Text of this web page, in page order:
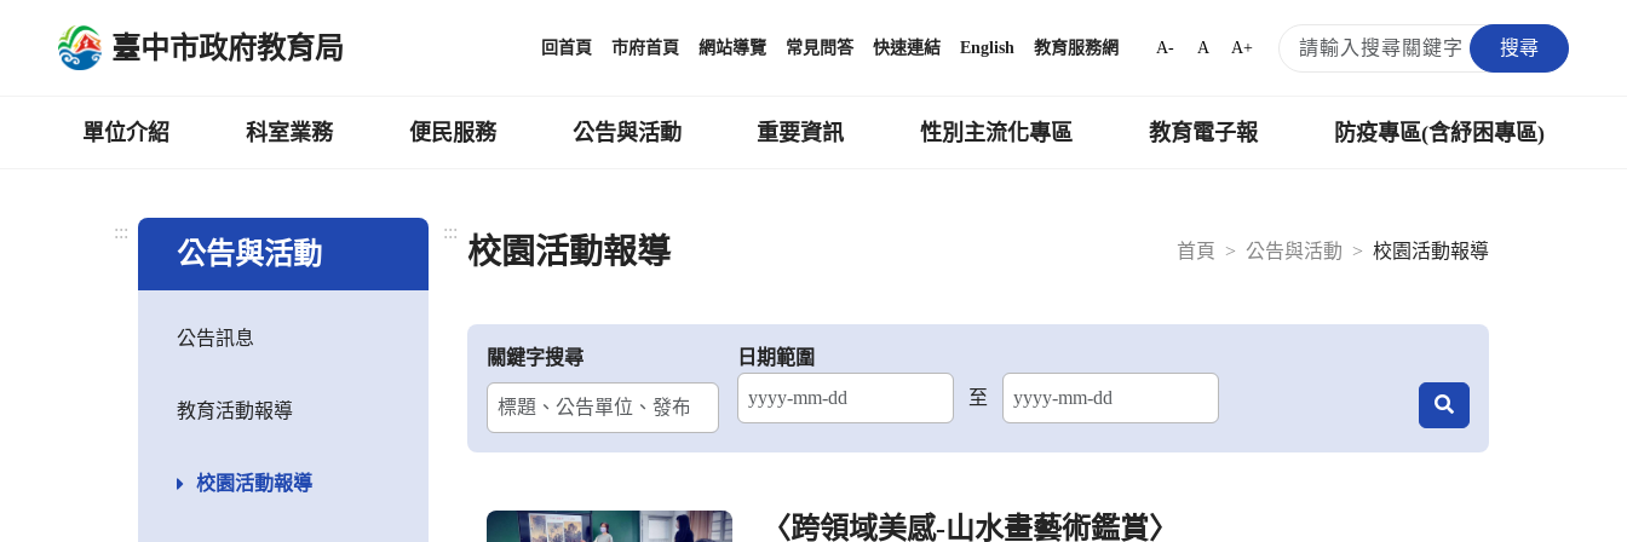
臺中市政府教育局 回首頁 市府首頁 網站導覽 常見問答 快速連結 English 教育服務網 A- A A+ 搜尋
單位介紹 科室業務 便民服務 公告與活動 重要資訊 性別主流化專區 教育電子報 防疫專區(含紓困專區)
:::
公告與活動
公告訊息
教育活動報導
校園活動報導
:::
首頁
公告與活動 校園活動報導
校園活動報導
關鍵字搜尋
日期範圍
至
結束日期
〈跨領域美感-山水畫藝術鑑賞〉